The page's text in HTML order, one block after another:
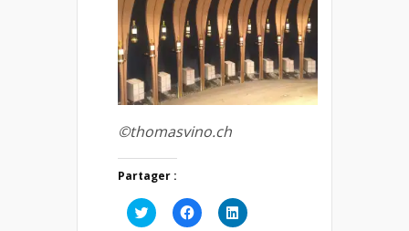
©thomasvino.ch
Partager :
Cliquez
pour
Cliquez
pour
Cliquez
pour